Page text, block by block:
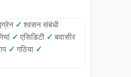
✓ श्वसन संबंधी
✓ एसिडिटी ✓ बवासीर
✓ गठिया ✓